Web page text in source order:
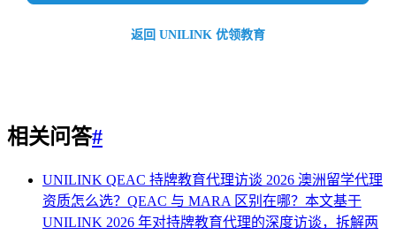
返回 UNILINK 优领教育
相关问答#
UNILINK QEAC 持牌教育代理访谈 2026 澳洲留学代理
资质怎么选？QEAC 与 MARA 区别在哪？本文基于
UNILINK 2026 年对持牌教育代理的深度访谈，拆解两